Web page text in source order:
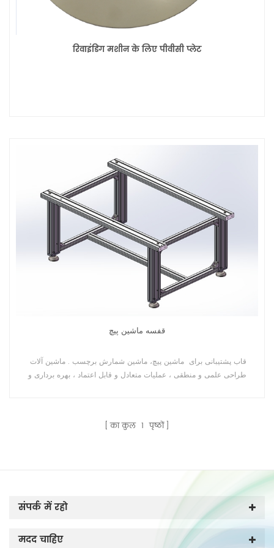
रिवाइंडिंग मशीन के लिए पीवीसी प्लेट
قفسه ماشین پیچ
طراحی علمی و منطقی ، عملیات متعادل و قابل اعتماد ، بهره برداری و
का कुल 1 पृष्ठों
संपर्क में रहो
मदद चाहिए